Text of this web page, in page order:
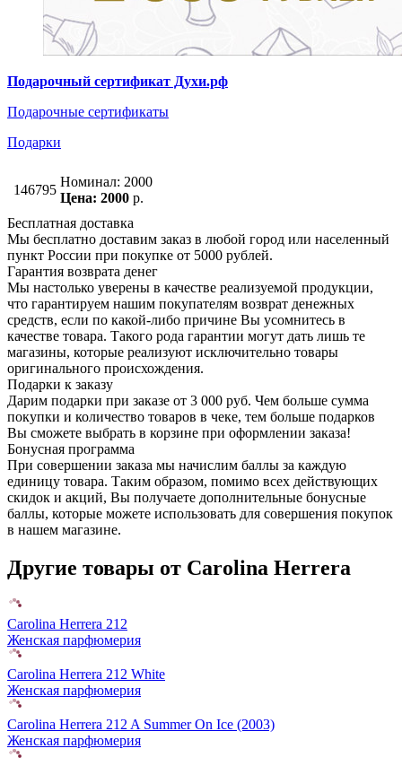
Подарочный сертификат Духи.рф
Подарочные сертификаты
Подарки
146795
Номинал: 2000
Цена: 2000 р.
Бесплатная доставка
Мы бесплатно доставим заказ в любой город или населенный
пункт России при покупке от 5000 рублей.
Гарантия возврата денег
Мы настолько уверены в качестве реализуемой продукции,
что гарантируем нашим покупателям возврат денежных
средств, если по какой-либо причине Вы усомнитесь в
качестве товара. Такого рода гарантии могут дать лишь те
магазины, которые реализуют исключительно товары
оригинального происхождения.
Подарки к заказу
Дарим подарки при заказе от 3 000 руб. Чем больше сумма
покупки и количество товаров в чеке, тем больше подарков
Вы сможете выбрать в корзине при оформлении заказа!
Бонусная программа
При совершении заказа мы начислим баллы за каждую
единицу товара. Таким образом, помимо всех действующих
скидок и акций, Вы получаете дополнительные бонусные
баллы, которые можете использовать для совершения покупок
в нашем магазине.
Другие товары от Carolina Herrera
Carolina Herrera 212
Женская парфюмерия
Carolina Herrera 212 White
Женская парфюмерия
Carolina Herrera 212 A Summer On Ice (2003)
Женская парфюмерия